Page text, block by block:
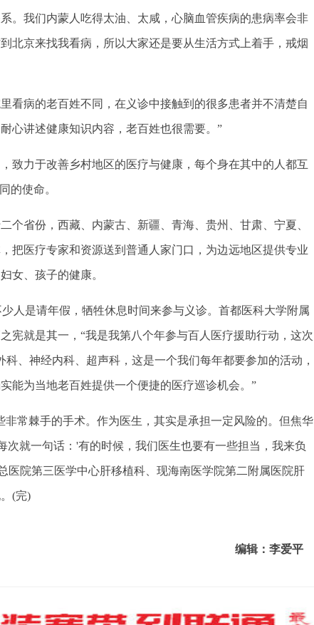
。我们内蒙人吃得太油、太咸，心脑血管疾病的患病率会非
北京来找我看病，所以大家还是要从生活方式上着手，戒烟
病的老百姓不同，在义诊中接触到的很多患者并不清楚自
心讲述健康知识内容，老百姓也很需要。”
力于改善乡村地区的医疗与健康，每个身在其中的人都互
的使命。
省份，西藏、内蒙古、新疆、青海、贵州、甘肃、宁夏、
把医疗专家和资源送到普通人家门口，为边远地区提供专业
女、孩子的健康。
是请年假，牺牲休息时间来参与义诊。首都医科大学附属
宪就是其一，“我是我第八个年参与百人医疗援助行动，这次
、神经内科、超声科，这是一个我们每年都要参加的活动，
能为当地老百姓提供一个便捷的医疗巡诊机会。”
常棘手的手术。作为医生，其实是承担一定风险的。但焦华
次就一句话：'有的时候，我们医生也要有一些担当，我来负
医院第三医学中心肝移植科、现海南医学院第二附属医院肝
(完)
编辑：李爱平